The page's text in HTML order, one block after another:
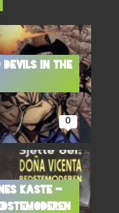
Devils in the
0
Kaste –